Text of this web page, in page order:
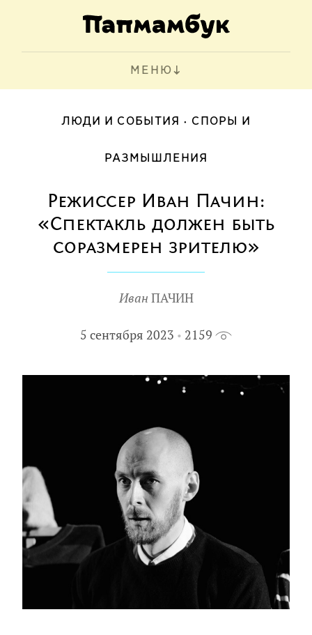
МЕНЮ
ЛЮДИ И СОБЫТИЯ СПОРЫ И
РАЗМЫШЛЕНИЯ
Режиссер Иван Пачин:
«Спектакль должен быть
соразмерен зрителю»
Иван ПАЧИН
5 сентября 2023 2159